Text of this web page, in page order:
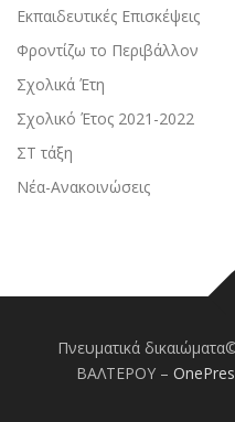
Εκπαιδευτικές Επισκέψεις
Φροντίζω το Περιβάλλον
Σχολικά Έτη
Σχολικό Έτος 2021-2022
ΣΤ τάξη
Νέα-Ανακοινώσεις
Πνευματικά
ΒΑΛΤΕΡΟΥ –